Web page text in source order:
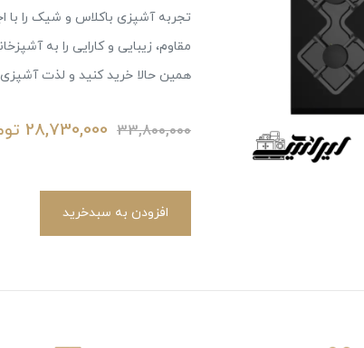
مقاوم، زیبایی و کارایی را به
همین حالا خرید کنید و لذت آشپزی
33,800,000
28,730,000
افزودن به سبدخرید